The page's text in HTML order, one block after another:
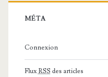
MÉTA
Connexion
FluxRSS des articles